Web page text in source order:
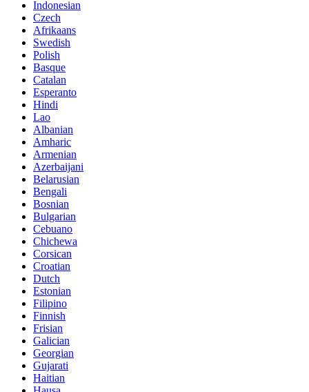
Indonesian
Czech
Afrikaans
Swedish
Polish
Basque
Catalan
Esperanto
Hindi
Lao
Albanian
Amharic
Armenian
Azerbaijani
Belarusian
Bengali
Bosnian
Bulgarian
Cebuano
Chichewa
Corsican
Croatian
Dutch
Estonian
Filipino
Finnish
Frisian
Galician
Georgian
Gujarati
Haitian